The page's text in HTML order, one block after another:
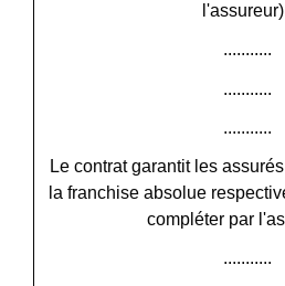
...........
...........
...........
Le contrat garantit les
la franchise absolue
compléter par
...........